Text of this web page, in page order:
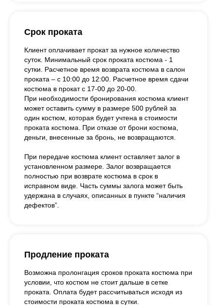
Срок проката
Клиент оплачивает прокат за нужное количество
суток. Минимальный срок проката костюма - 1
сутки. Расчетное время возврата костюма в салон
проката – с 10:00 до 12:00. Расчетное время сдачи
костюма в прокат с 17-00 до 20-00.
При необходимости бронирования костюма клиент
может оставить сумму в размере 500 рублей за
один костюм, которая будет учтена в стоимости
проката костюма. При отказе от брони костюма,
деньги, внесенные за бронь, не возвращаются.
При передаче костюма клиент оставляет залог в
установленном размере. Залог возвращается
полностью при возврате костюма в срок в
исправном виде. Часть суммы залога может быть
удержана в случаях, описанных в пункте “наличия
дефектов”.
Продление проката
Возможна пролонгация сроков проката костюма при
условии, что костюм не стоит дальше в сетке
проката. Оплата будет рассчитываться исходя из
стоимости проката костюма в сутки.